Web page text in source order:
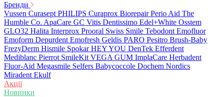
Бренди
Vussen Curasept PHILIPS Curaprox Biorepair Perio Aid The
Humble Co. ApaCare GC Vitis Dentissimo Edel+White Osstem
GLO32 Halita Interprox Prooral Swiss Smile Tebodont Emofluor
Emoform Depurdent Emofresh Geldis PARO Pesitro Brush-Baby
FrezyDerm Hismile Spokar HEY YOU DenTek Efferdent
Mediblanc Pierrot SmileKit VEGA GUM ImplaCare Herbadent
Fluor-Aid Megasmile Selfers Babycoccole Dochem Nordics
Miradent Ekulf
Акції
Новинки